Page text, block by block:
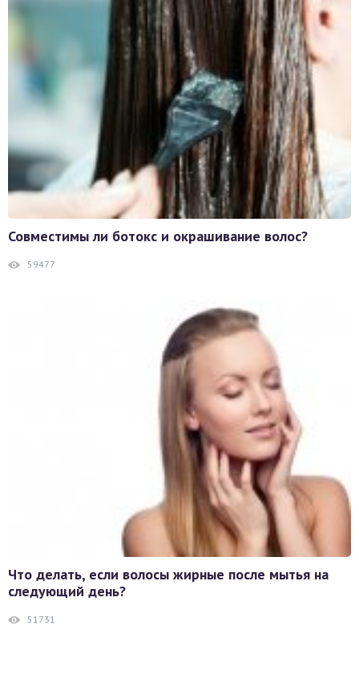
Совместимы ли ботокс и окрашивание волос?
59477
Что делать, если волосы жирные после мытья на
следующий день?
51731